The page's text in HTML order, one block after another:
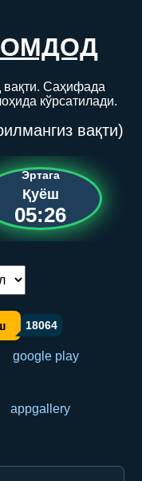
вақти. Саҳифада
кўрсатилади.
вақти)
Эртага
Қуёш
05:26
18064